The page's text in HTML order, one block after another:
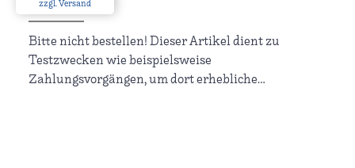
Bitte nicht bestellen! Dieser Artikel dient zu
Testzwecken wie beispielsweise
Zahlungsvorgängen, um dort erhebliche
zzgl. Versand